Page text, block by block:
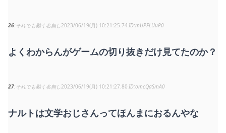
26 それでも動く名無し2023/06/19(月) 10:21:25.74 mUPFLUuP0
よくわからんがゲームの切り抜きだけ見てたのか？
27 それでも動く名無し2023/06/19(月) 10:21:27.80 omcQaSmA0
ナルトは文学おじさんってほんまにおるんやな